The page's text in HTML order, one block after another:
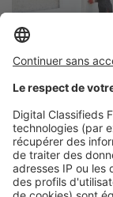
Image
Image